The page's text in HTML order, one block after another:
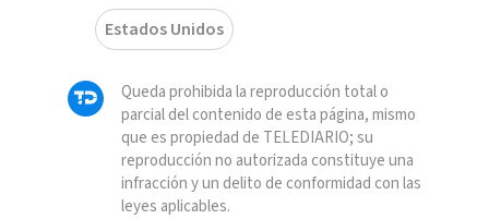
Estados Unidos
Queda prohibida la reproducción total o
parcial del contenido de esta página, mismo
que es propiedad de TELEDIARIO; su
reproducción no autorizada constituye una
infracción y un delito de conformidad con las
leyes aplicables.